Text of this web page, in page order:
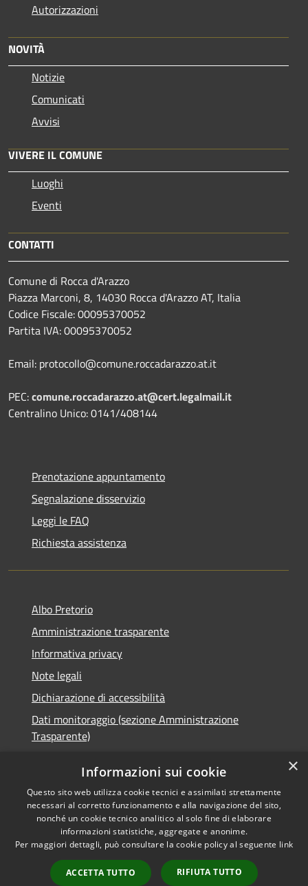
Autorizzazioni
NOVITÀ
Notizie
Comunicati
Avvisi
VIVERE IL COMUNE
Luoghi
Eventi
CONTATTI
Comune di Rocca d'Arazzo
Piazza Marconi, 8, 14030 Rocca d'Arazzo AT, Italia
Codice Fiscale: 00095370052
Partita IVA: 00095370052
Email: protocollo@comune.roccadarazzo.at.it
PEC:comune.roccadarazzo.at@cert.legalmail.it
Centralino Unico: 0141/408144
Prenotazione appuntamento
Segnalazione disservizio
Leggi le FAQ
Richiesta assistenza
Albo Pretorio
Amministrazione trasparente
Informativa privacy
Note legali
Dichiarazione di accessibilità
Dati monitoraggio (sezione Amministrazione
Trasparente)
RSS
Accessibilità
Privacy
Cookie
Mappa del sito
Comune convenzionato
Astigov
Progetto|Convenzione|
Adesioni
×
Informazioni sui cookie
Questo sito web utilizza cookie tecnici e assimilati strettamente
necessari al corretto funzionamento e alla navigazione del sito,
nonché un cookie tecnico analitico al solo fine di elaborare
informazioni statistiche, aggregate e anonime.
Per maggiori dettagli, può consultare la cookie policy al seguente link
ACCETTA TUTTO RIFIUTA TUTTO